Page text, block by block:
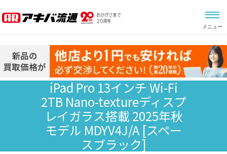
メニュー
iPad Pro 13インチ Wi-Fi
2TB Nano-textureディスプ
レイガラス搭載 2025年秋
モデル MDYV4J/A [スペー
スブラック]